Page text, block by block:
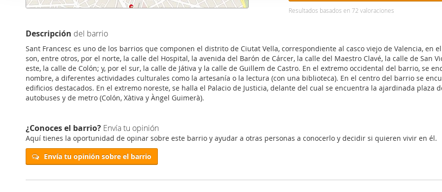
Las cookies de este sitio web se usan para personalizar el contenido y los anuncios,
que haya hecho de sus servicios.
e
c
o
n
s
t
i
m
i
e
Resultados basados en 72 valoraciones
Descripción del barrio
Sant Francesc es uno de los barrios que componen el distrito de Ciutat Vella, correspondiente al casco viejo de Valencia,
son, entre otros, por el norte, la calle del Hospital, la avenida del Barón de Cárcer, la calle del Maestro Clavé, la calle de San
este, la calle de Colón; y, por el sur, la calle de Játiva y la calle de Guillem de Castro. En el extremo occidental del barrio, se
nombre, a diferentes actividades culturales como la artesanía o la lectura (con una biblioteca). En el centro del barrio se
edificios destacados. En el extremo noreste, se halla el Palacio de Justicia, delante del cual se encuentra la ajardinada plaza
autobuses y de metro (Colón, Xàtiva y Àngel Guimerà).
¿Conoces el barrio? Envía tu opinión
Aquí tienes la oportunidad de opinar sobre este barrio y ayudar a otras personas a conocerlo y decidir si quieren vivir en él.
Envía tu opinión sobre el barrio